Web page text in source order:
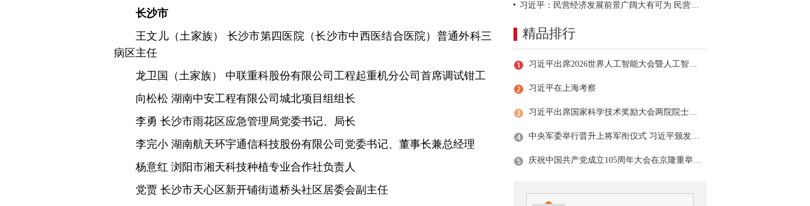
长沙市
王文儿（土家族） 长沙市第四医院（长沙市中西医结合医院）普通外科三
病区主任
龙卫国（土家族） 中联重科股份有限公司工程起重机分公司首席调试钳工
向松松 湖南中安工程有限公司城北项目组组长
李勇 长沙市雨花区应急管理局党委书记、局长
李完小 湖南航天环宇通信科技股份有限公司党委书记、董事长兼总经理
杨意红 浏阳市湘天科技种植专业合作社负责人
党贾 长沙市天心区新开铺街道桥头社区居委会副主任
习近平：民营经济发展前景广阔大有可为 民营企业和民营企业家大显身手正当其时
精品排行
习近平出席2026世界人工智能大会暨人工智能全球治理高级别会议开幕式并发表主旨讲话
习近平在上海考察
习近平出席国家科学技术奖励大会两院院士大会中国科协第十一次全国代表大会并发表重要讲话
中央军委举行晋升上将军衔仪式 习近平颁发命令状并向晋衔的军官表示祝贺
庆祝中国共产党成立105周年大会在京隆重举行 习近平发表重要讲话